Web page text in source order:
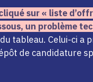
sur « liste
un problème
tableau. Celui-ci a
de candidature